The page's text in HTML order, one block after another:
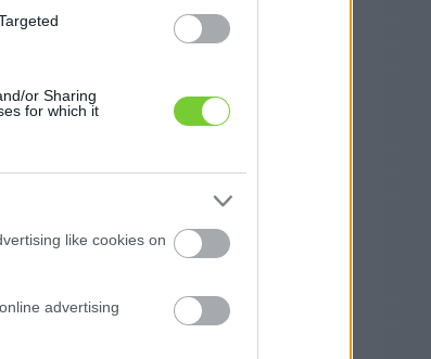
or Sharing
for which it
like cookies on
advertising